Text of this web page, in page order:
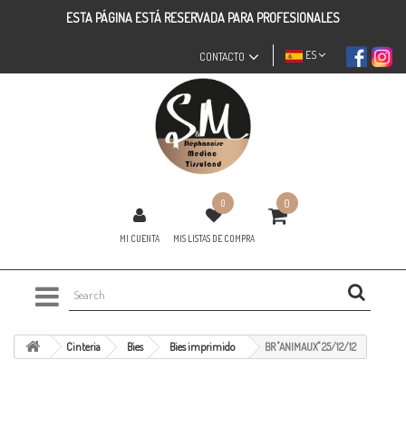
ESTA PÁGINA ESTÁ RESERVADA PARA PROFESIONALES
ES
CONTACTO
MI CUENTA
0
MIS LISTAS DE COMPRA
0
Cinteria Bies Bies imprimido BR "ANIMAUX" 25/12/12